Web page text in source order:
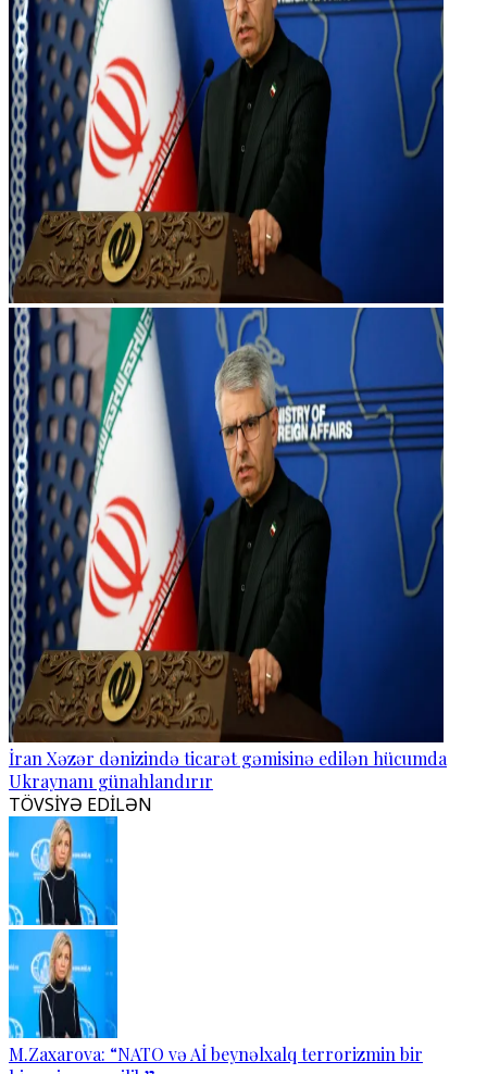
İran Xəzər dənizində ticarət gəmisinə edilən hücumda
Ukraynanı günahlandırır
TÖVSİYƏ EDİLƏN
M.Zaxarova: “NATO və Aİ beynəlxalq terrorizmin bir